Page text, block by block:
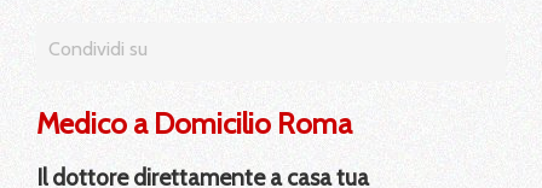
Condividi su
Medico a Domicilio Roma
Il dottore direttamente a casa tua